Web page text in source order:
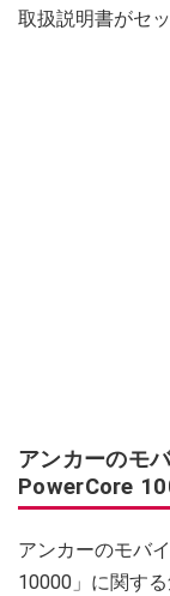
取扱説明書がセ
アンカーのモ
PowerCore
アンカーのモバ
10000」に関す